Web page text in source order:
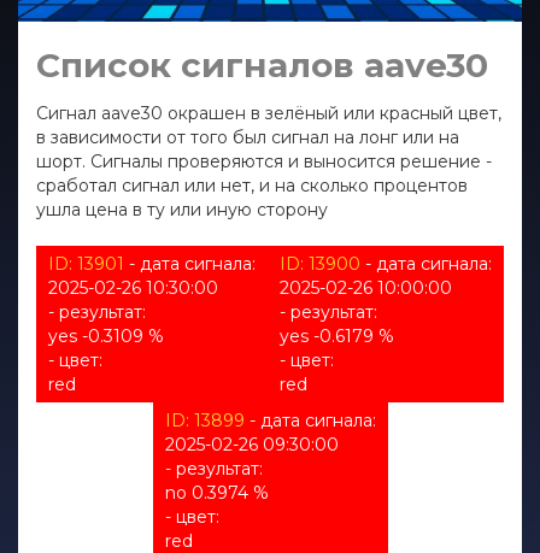
Список сигналов aave30
Сигнал aave30 окрашен в зелёный или красный цвет,
в зависимости от того был сигнал на лонг или на
шорт. Сигналы проверяются и выносится решение -
сработал сигнал или нет, и на сколько процентов
ушла цена в ту или иную сторону
ID: 13901 - дата сигнала:
2025-02-26 10:30:00
- результат:
yes -0.3109 %
- цвет:
red
ID: 13900 - дата сигнала:
2025-02-26 10:00:00
- результат:
yes -0.6179 %
- цвет:
red
ID: 13899 - дата сигнала:
2025-02-26 09:30:00
- результат:
no 0.3974 %
- цвет:
red